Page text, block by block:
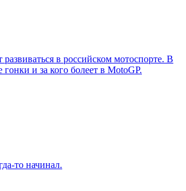
в российском мотоспорте. В
и за кого болеет в MotoGP.
то начинал.